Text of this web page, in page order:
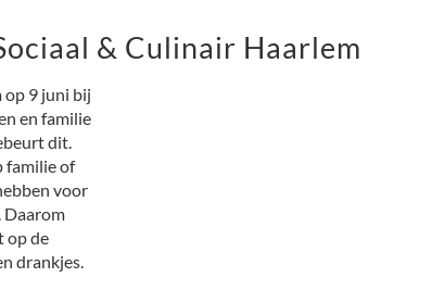
& Culinair Haarlem
op 9 juni bij
en familie
dit.
familie of
voor
Daarom
op de
drankjes.